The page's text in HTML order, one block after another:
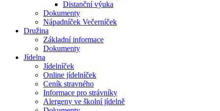
Distanční výuka
Dokumenty
Nápadníček Večerníček
Družina
Základní informace
Dokumenty
Jídelna
Jídelníček
Online jídelníček
Ceník stravného
Informace pro strávníky
Alergeny ve školní jídelně